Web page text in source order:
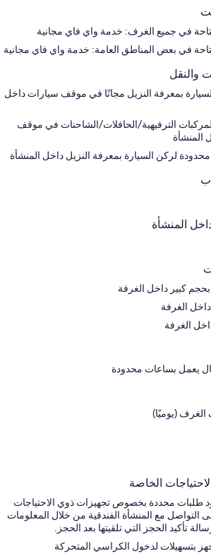
في جميع الغرف: خدمة واي فاي مجانية
في بعض المناطق العامة: خدمة واي فاي مجانية
والنقل
بمعرفة النزيل مجانًا في موقف سيارات داخل
الترفيهية/الحافلات/الشاحنات في موقف
المنشأة
لركن السيارة بمعرفة النزيل داخل المنشأة
المنشأة
كبير داخل الغرفة
الغرفة
الغرفة
يعمل بساعات محدودة
(يوميًا)
الخاصة
طلبات محددة بخصوص تجهيزات ذوي الاحتياجات
التواصل مع المنشأة الفندقية من خلال المعلومات
تأكيد الحجز التي تلقيتها بعد الحجز.
بتسهيلات لدخول الكراسي المتحركة